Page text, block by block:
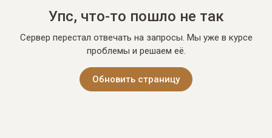
Упс, что-то пошло не так
Сервер перестал отвечать на запросы. Мы уже в курсе
проблемы и решаем её.
Обновить страницу